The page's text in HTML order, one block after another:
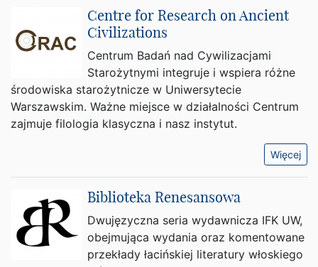
Centre for Research on Ancient
Civilizations
Centrum Badań nad Cywilizacjami
Starożytnymi integruje i wspiera różne
środowiska starożytnicze w Uniwersytecie
Warszawskim. Ważne miejsce w działalności Centrum
zajmuje filologia klasyczna i nasz instytut.
Więcej
Biblioteka Renesansowa
Dwujęzyczna seria wydawnicza IFK UW,
obejmująca wydania oraz komentowane
przekłady łacińskiej literatury włoskiego